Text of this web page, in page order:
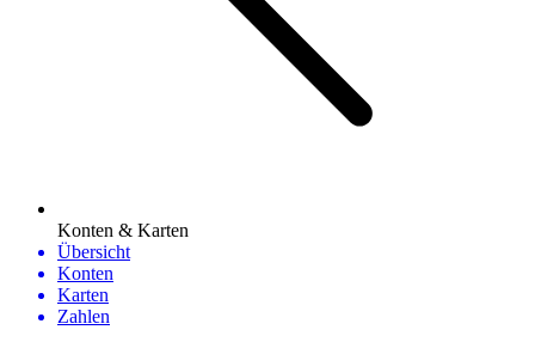
Konten & Karten
Übersicht
Konten
Karten
Zahlen